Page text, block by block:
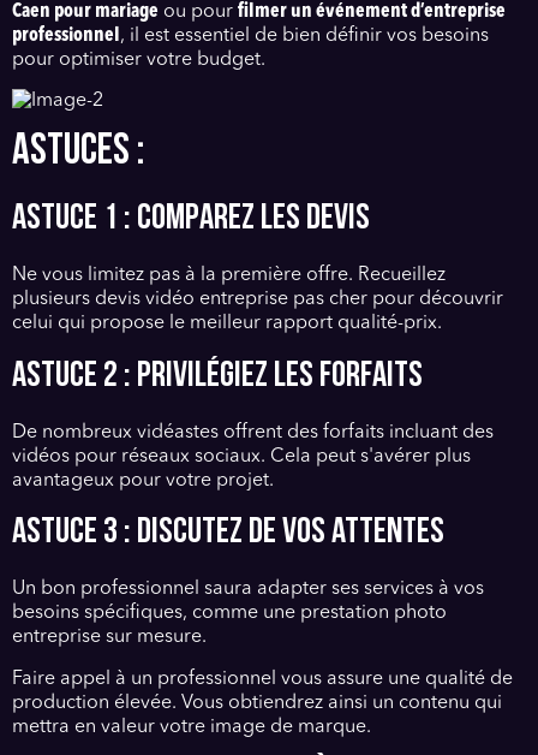
Caen pour mariage ou pour filmer un événement d’entreprise
professionnel , il est essentiel de bien définir vos besoins
pour optimiser votre budget.
ASTUCES :
Astuce 1 : Comparez les devis
Ne vous limitez pas à la première offre. Recueillez
plusieurs devis vidéo entreprise pas cher pour découvrir
celui qui propose le meilleur rapport qualité-prix.
Astuce 2 : Privilégiez les forfaits
De nombreux vidéastes offrent des forfaits incluant des
vidéos pour réseaux sociaux. Cela peut s'avérer plus
avantageux pour votre projet.
Astuce 3 : Discutez de vos attentes
Un bon professionnel saura adapter ses services à vos
besoins spécifiques, comme une prestation photo
entreprise sur mesure.
Faire appel à un professionnel vous assure une qualité de
production élevée. Vous obtiendrez ainsi un contenu qui
mettra en valeur votre image de marque.